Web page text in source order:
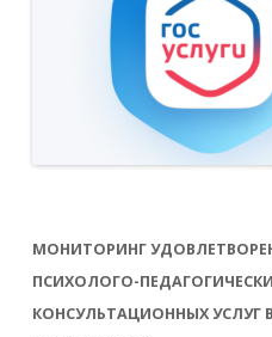
МОНИТОРИНГ
ПСИХОЛОГО-
КОНСУЛЬТАЦИОННЫХ УСЛУГ